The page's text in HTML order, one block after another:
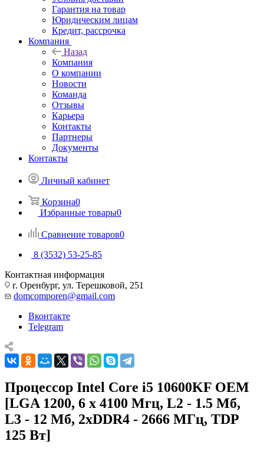
Гарантия на товар
Юридическим лицам
Кредит, рассрочка
Компания
Назад
Компания
О компании
Новости
Команда
Отзывы
Карьера
Контакты
Партнеры
Документы
Контакты
Личный кабинет
Корзина0
Избранные товары0
Сравнение товаров0
8 (3532) 53-25-85
Контактная информация
г. Оренбург, ул. Терешковой, 251
domcomporen@gmail.com
Вконтакте
Telegram
Процессор Intel Core i5 10600KF OEM
[LGA 1200, 6 x 4100 Мгц, L2 - 1.5 Мб,
L3 - 12 Мб, 2xDDR4 - 2666 МГц, TDP
125 Вт]